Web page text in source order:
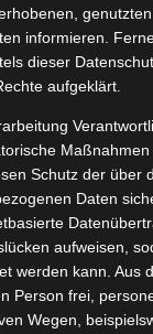
Lunchbox
& Technik,
informieren.
dieser
aufgeklärt.
Schutz der über
Daten
aufweisen,
werden kann. Aus
Person frei,
Wegen,